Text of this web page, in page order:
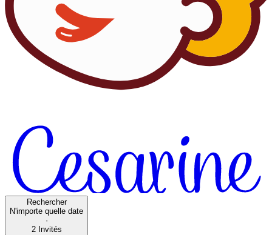
Rechercher
N'importe quelle date
·
2 Invités